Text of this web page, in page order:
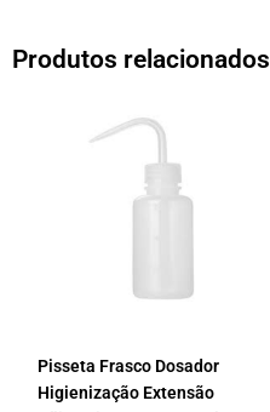
Produtos relacionados
Pisseta Frasco Dosador
Higienização Extensão